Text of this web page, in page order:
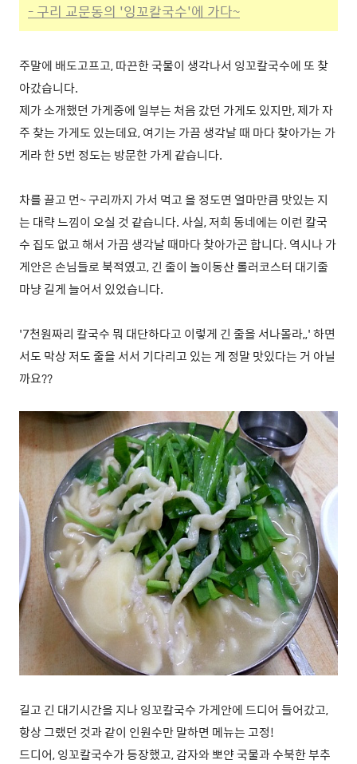
- 구리 교문동의 '잉꼬칼국수'에 가다~
주말에 배도고프고, 따끈한 국물이 생각나서 잉꼬칼국수에 또 찾
아갔습니다.
제가 소개했던 가게중에 일부는 처음 갔던 가게도 있지만, 제가 자
주 찾는 가게도 있는데요, 여기는 가끔 생각날 때 마다 찾아가는 가
게라 한 5번 정도는 방문한 가게 같습니다.
차를 끌고 먼~ 구리까지 가서 먹고 올 정도면 얼마만큼 맛있는 지
는 대략 느낌이 오실 것 같습니다. 사실, 저희 동네에는 이런 칼국
수 집도 없고 해서 가끔 생각날 때마다 찾아가곤 합니다. 역시나 가
게안은 손님들로 북적였고, 긴 줄이 놀이동산 롤러코스터 대기줄
마냥 길게 늘어서 있었습니다.
'7천원짜리 칼국수 뭐 대단하다고 이렇게 긴 줄을 서나몰라,,' 하면
서도 막상 저도 줄을 서서 기다리고 있는 게 정말 맛있다는 거 아닐
까요??
길고 긴 대기시간을 지나 잉꼬칼국수 가게안에 드디어 들어갔고,
항상 그랬던 것과 같이 인원수만 말하면 메뉴는 고정!
드디어, 잉꼬칼국수가 등장했고, 감자와 뽀얀 국물과 수북한 부추